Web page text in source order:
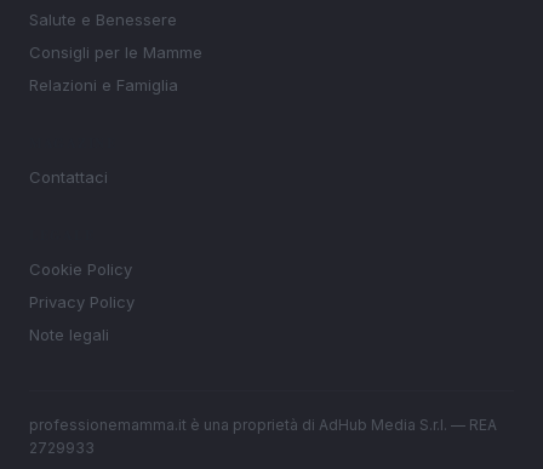
Salute e Benessere
Consigli per le Mamme
Relazioni e Famiglia
Contattaci
Cookie Policy
Privacy Policy
Note legali
professionemamma.it è una proprietà di AdHub Media S.r.l. — REA
2729933